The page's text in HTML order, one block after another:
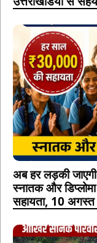
अब हर लड़की
स्नातक और
सहायता, 10